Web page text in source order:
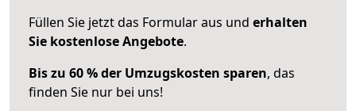
Füllen Sie jetzt das Formular aus und erhalten
Sie kostenlose Angebote.
Bis zu 60 % der Umzugskosten sparen, das
finden Sie nur bei uns!